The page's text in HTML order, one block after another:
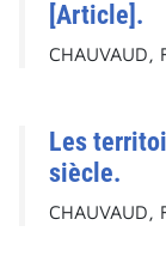
[Article].
CHAUVAUD,
Les
siècle.
CHAUVAUD,